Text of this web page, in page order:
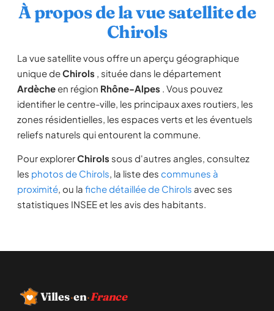
À propos de la vue satellite de
Chirols
La vue satellite vous offre un aperçu géographique
unique deChirols , située dans le département
Ardècheen région Rhône-Alpes . Vous pouvez
identifier le centre-ville, les principaux axes routiers, les
zones résidentielles, les espaces verts et les éventuels
reliefs naturels qui entourent la commune.
Pour explorerChirols sous d'autres angles, consultez
les photos de Chirols, la liste des communes à
proximité, ou la fiche détaillée de Chirols avec ses
statistiques INSEE et les avis des habitants.
Villes·en·France